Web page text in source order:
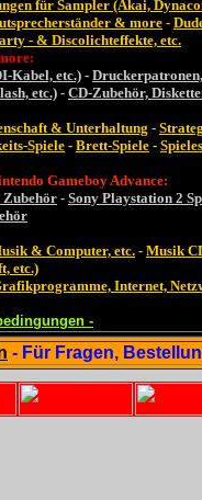
für Sampler (Akai,
& more -
- & Discolichteffekte, etc.
Kabel, etc.) -
etc.) - CD-Zubehör,
& Unterhaltung -
Spiele- Brett-Spiele -
Gameboy Advance:
Zubehör- Sony Playstation 2
& Computer, etc. - Musik
etc.)
Internet,
-
- Für Fragen,